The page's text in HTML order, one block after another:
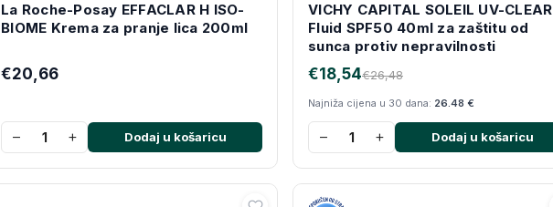
La Roche-Posay EFFACLAR H ISO-
BIOME Krema za pranje lica 200ml
€20,66
− + Dodaj u košaricu
VICHY CAPITAL SOLEIL UV-CLEAR
Fluid SPF50 40ml za zaštitu od
sunca protiv nepravilnosti
€26,48
€18,54
Najniža cijena u 30 dana: 26.48 €
− + Dodaj u košaricu